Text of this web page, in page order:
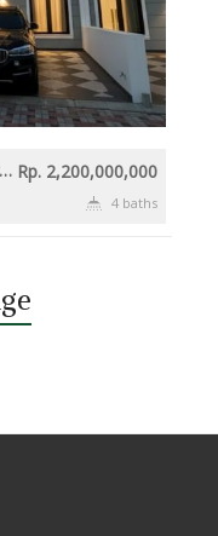
,Rumah diatas 2M,
Rp. 2,200,000,000
4 baths